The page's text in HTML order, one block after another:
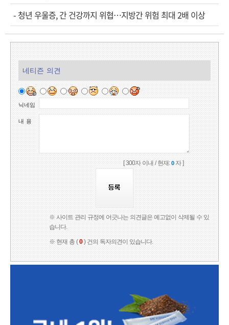
- 청년 우울증, 간 건강까지 위협…지방간 위험 최대 2배 이상
네티즌 의견
닉네임
내 용
[ 300자 이내 / 현재:0자 ]
※ 사이트 관리 규정에 어긋나는 의견글은 예고없이 삭제될 수 있
습니다.
※ 현재 총 (0) 건의 독자의견이 있습니다.